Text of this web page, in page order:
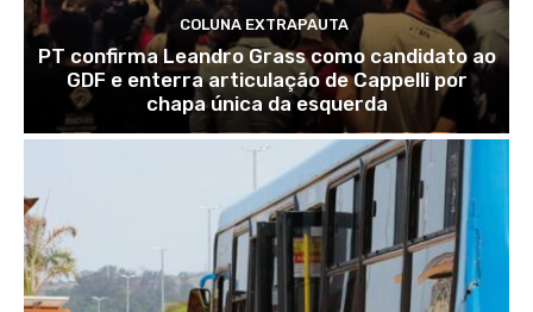
COLUNA EXTRAPAUTA
PT confirma Leandro Grass como candidato ao
GDF e enterra articulação de Cappelli por
chapa única da esquerda